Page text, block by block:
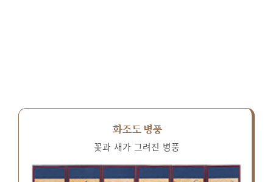
화조도 병풍
꽃과 새가 그려진 병풍